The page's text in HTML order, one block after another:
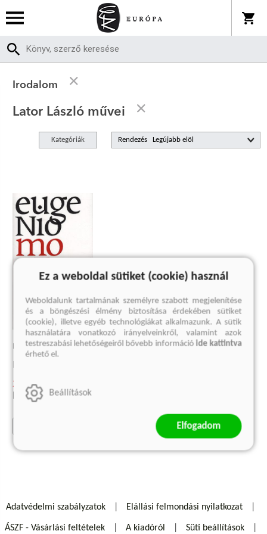
Irodalom
Lator László művei
Kategóriák Rendezés
EUGENIO MONTALE VERSEI
2 993 Ft
Eredeti ár:3 990 Ft
Adatvédelmi szabályzatok Elállási felmondási nyilatkozat
ÁSZF - Vásárlási feltételek A kiadóról Süti beállítások
Ez a weboldal sütiket (cookie) használ
Weboldalunk tartalmának személyre szabott megjelenítése
és a böngészési élmény biztosítása érdekében sütiket
(cookie), illetve egyéb technológiákat alkalmazunk. A sütik
használatára vonatkozó irányelveinkről, valamint azok
testreszabási lehetőségeiről bővebb információ ide kattintva
érhető el.
Beállítások
Elfogadom